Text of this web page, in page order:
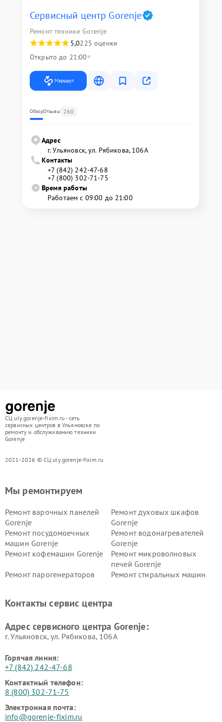
Сервисный центр Gorenje
Ремонт техники Gorenje
5,0225 оценки
Открыто до 21:00
Маршрут
ОбзорОтзывы 260
Адрес
г. Ульяновск, ул. Рябикова, 106А
Контакты
+7 (842) 242-47-68
+7 (800) 302-71-75
Время работы
Работаем с 09:00 до 21:00
СЦ uly.gorenje-fixim.ru - сеть
сервисных центров в Ульяновске по
ремонту и обслуживанию техники
Gorenje
2021-2026 © СЦ uly.gorenje-fixim.ru
Мы ремонтируем
Ремонт варочных панелей
Gorenje
Ремонт духовых шкафов
Gorenje
Ремонт посудомоечных
машин Gorenje
Ремонт водонагревателей
Gorenje
Ремонт кофемашин Gorenje
Ремонт микроволновых
печей Gorenje
Ремонт парогенераторов
Ремонт стиральных машин
Контакты сервис центра
Адрес сервисного центра Gorenje:
г. Ульяновск, ул. Рябикова, 106А
Горячая линия:
+7 (842) 242-47-68
Контактный телефон:
8 (800) 302-71-75
Электронная почта:
info@gorenje-fixim.ru